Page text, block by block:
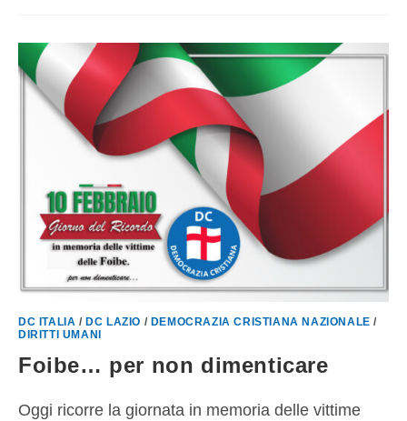
DC ITALIA / DC LAZIO / DEMOCRAZIA CRISTIANA NAZIONALE /
DIRITTI UMANI
Foibe… per non dimenticare
Oggi ricorre la giornata in memoria delle vittime